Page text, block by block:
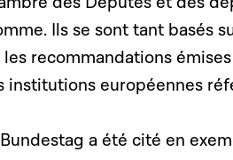
Ils se sont tant basés
les recommandations
institutions européennes
a été cité en